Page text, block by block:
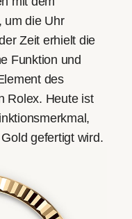
um die Uhr
Zeit erhielt die
Funktion und
des
Rolex. Heute ist
gefertigt wird.